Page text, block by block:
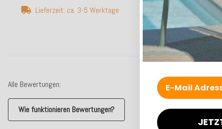
Alle Bewertungen:
Wie funktionieren Bewertungen?
Lieferzeit: ca. 3-5 Werktage Lieferzeit: ca. 2 -